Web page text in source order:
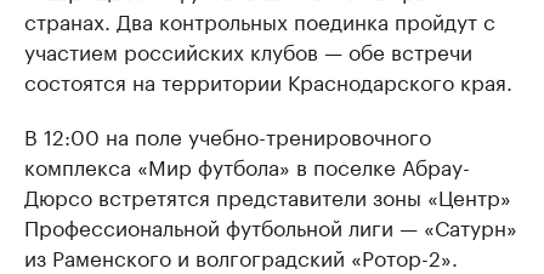
странах. Два контрольных поединка пройдут с
участием российских клубов — обе встречи
состоятся на территории Краснодарского края.
В 12:00 на поле учебно-тренировочного
комплекса «Мир футбола» в поселке Абрау-
Дюрсо встретятся представители зоны «Центр»
Профессиональной футбольной лиги — «Сатурн»
из Раменского и волгоградский «Ротор-2».